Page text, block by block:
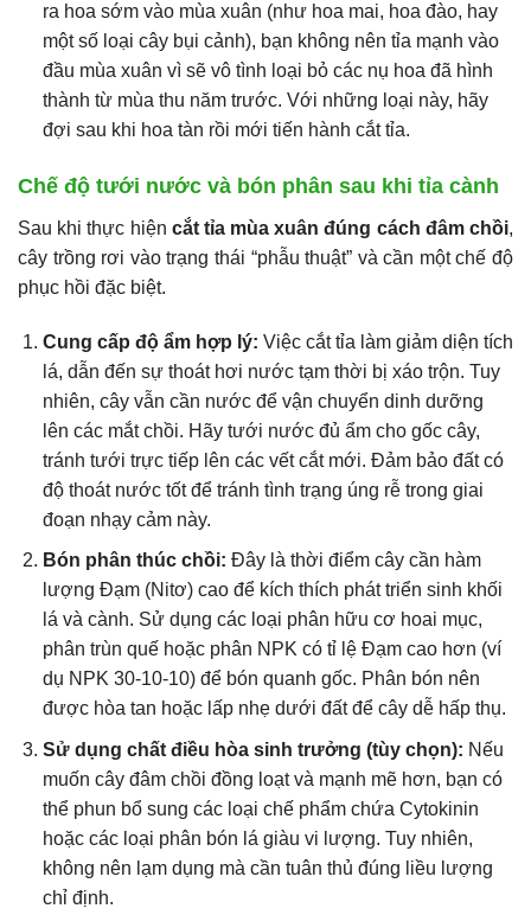
ra hoa sớm vào mùa xuân (như hoa mai, hoa đào, hay
một số loại cây bụi cảnh), bạn không nên tỉa mạnh vào
đầu mùa xuân vì sẽ vô tình loại bỏ các nụ hoa đã hình
thành từ mùa thu năm trước. Với những loại này, hãy
đợi sau khi hoa tàn rồi mới tiến hành cắt tỉa.
Chế độ tưới nước và bón phân sau khi tỉa cành
Sau khi thực hiện cắt tỉa mùa xuân đúng cách đâm chồi,
cây trồng rơi vào trạng thái “phẫu thuật” và cần một chế độ
phục hồi đặc biệt.
Cung cấp độ ẩm hợp lý: Việc cắt tỉa làm giảm diện tích
lá, dẫn đến sự thoát hơi nước tạm thời bị xáo trộn. Tuy
nhiên, cây vẫn cần nước để vận chuyển dinh dưỡng
lên các mắt chồi. Hãy tưới nước đủ ẩm cho gốc cây,
tránh tưới trực tiếp lên các vết cắt mới. Đảm bảo đất có
độ thoát nước tốt để tránh tình trạng úng rễ trong giai
đoạn nhạy cảm này.
Bón phân thúc chồi: Đây là thời điểm cây cần hàm
lượng Đạm (Nitơ) cao để kích thích phát triển sinh khối
lá và cành. Sử dụng các loại phân hữu cơ hoai mục,
phân trùn quế hoặc phân NPK có tỉ lệ Đạm cao hơn (ví
dụ NPK 30-10-10) để bón quanh gốc. Phân bón nên
được hòa tan hoặc lấp nhẹ dưới đất để cây dễ hấp thụ.
Sử dụng chất điều hòa sinh trưởng (tùy chọn): Nếu
muốn cây đâm chồi đồng loạt và mạnh mẽ hơn, bạn có
thể phun bổ sung các loại chế phẩm chứa Cytokinin
hoặc các loại phân bón lá giàu vi lượng. Tuy nhiên,
không nên lạm dụng mà cần tuân thủ đúng liều lượng
chỉ định.